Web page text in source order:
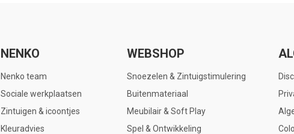
NENKO
Nenko team
Sociale werkplaatsen
Zintuigen & icoontjes
Kleuradvies
WEBSHOP
Snoezelen & Zintuigstimulering
Buitenmateriaal
Meubilair & Soft Play
Spel & Ontwikkeling